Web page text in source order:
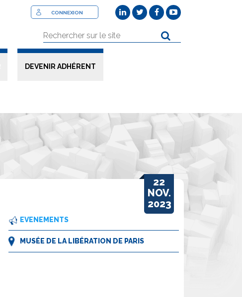
CONNEXION
DEVENIR ADHÉRENT
22
NOV.
2023
EVENEMENTS
MUSÉE DE LA LIBÉRATION DE PARIS